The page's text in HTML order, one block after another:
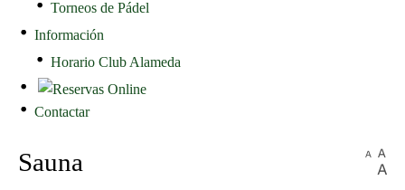
Torneos de Pádel
Información
Horario Club Alameda
Contactar
Sauna